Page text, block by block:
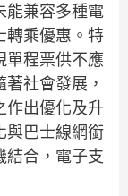
能兼容多種電
轉乘優惠。特
單程票供不應
社會發展，
作出優化及升
與巴士線網銜
結合，電子支